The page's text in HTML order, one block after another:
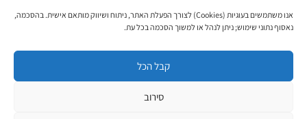
אנו משתמשים בעוגיות (Cookies) לצורך הפעלת האתר, ניתוח ושיווק מותאם אישית. בהסכמה,
נאסוף נתוני שימוש; ניתן לנהל או למשוך הסכמה בכל עת.
קבל הכל
סירוב